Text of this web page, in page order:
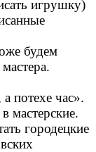
игрушку)
будем
потехе час».
мастерские.
городецкие